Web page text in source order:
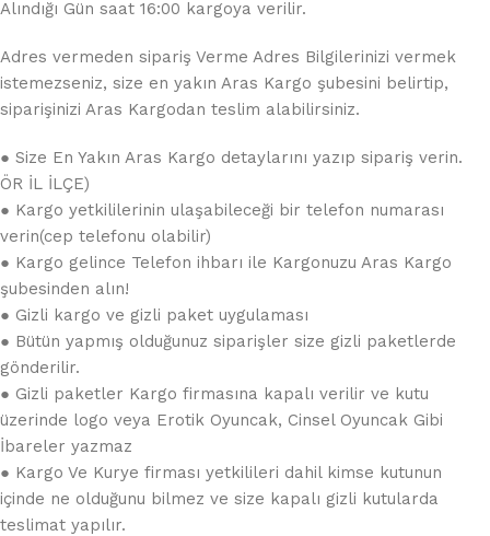
Alındığı Gün saat 16:00 kargoya verilir.
Adres vermeden sipariş Verme Adres Bilgilerinizi vermek
istemezseniz, size en yakın Aras Kargo şubesini belirtip,
siparişinizi Aras Kargodan teslim alabilirsiniz.
● Size En Yakın Aras Kargo detaylarını yazıp sipariş verin.
ÖR İL İLÇE)
● Kargo yetkililerinin ulaşabileceği bir telefon numarası
verin(cep telefonu olabilir)
● Kargo gelince Telefon ihbarı ile Kargonuzu Aras Kargo
şubesinden alın!
● Gizli kargo ve gizli paket uygulaması
● Bütün yapmış olduğunuz siparişler size gizli paketlerde
gönderilir.
● Gizli paketler Kargo firmasına kapalı verilir ve kutu
üzerinde logo veya Erotik Oyuncak, Cinsel Oyuncak Gibi
İbareler yazmaz
● Kargo Ve Kurye firması yetkilileri dahil kimse kutunun
içinde ne olduğunu bilmez ve size kapalı gizli kutularda
teslimat yapılır.